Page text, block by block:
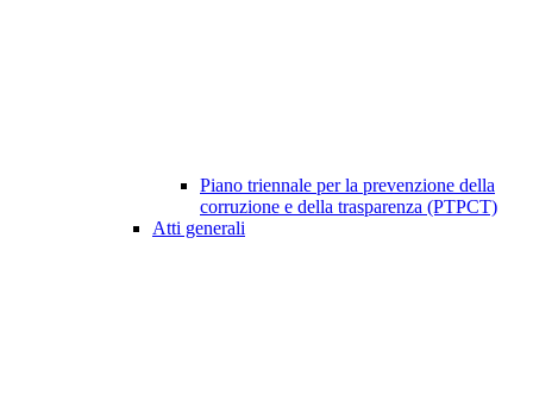
Piano triennale per la prevenzione della
corruzione e della trasparenza (PTPCT)
Atti generali